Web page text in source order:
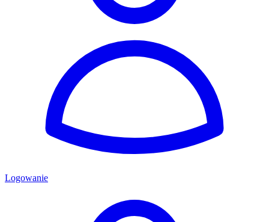
Logowanie